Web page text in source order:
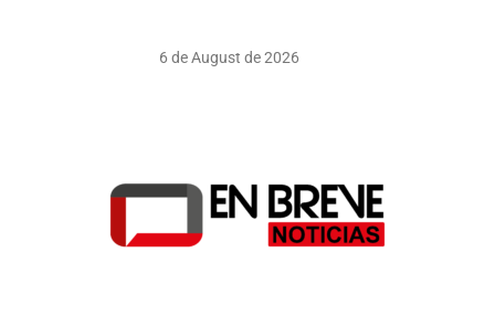
6 de August de 2026